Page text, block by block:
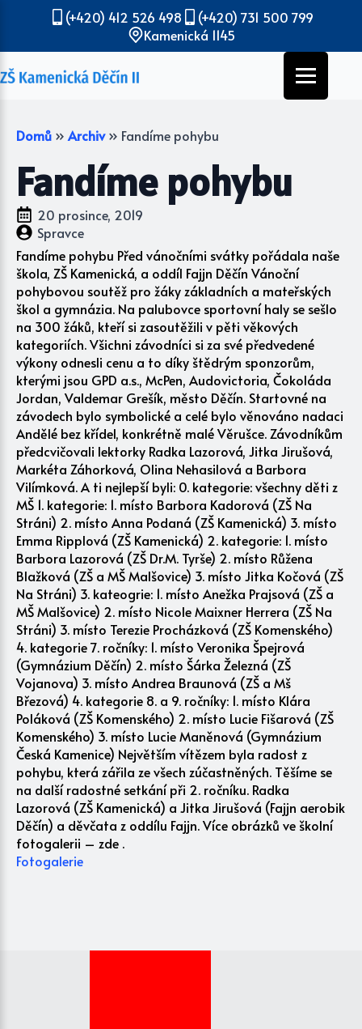
(+420) 412 526 498
(+420) 731 500 799
Kamenická 1145
Domů » Archiv » Fandíme pohybu
Fandíme pohybu
20 prosince, 2019
Spravce
Fandíme pohybu Před vánočními svátky pořádala naše
škola, ZŠ Kamenická, a oddíl Fajjn Děčín Vánoční
pohybovou soutěž pro žáky základních a mateřských
škol a gymnázia. Na palubovce sportovní haly se sešlo
na 300 žáků, kteří si zasoutěžili v pěti věkových
kategoriích. Všichni závodníci si za své předvedené
výkony odnesli cenu a to díky štědrým sponzorům,
kterými jsou GPD a.s., McPen, Audovictoria, Čokoláda
Jordan, Valdemar Grešík, město Děčín. Startovné na
závodech bylo symbolické a celé bylo věnováno nadaci
Andělé bez křídel, konkrétně malé Věrušce. Závodníkům
předcvičovali lektorky Radka Lazorová, Jitka Jirušová,
Markéta Záhorková, Olina Nehasilová a Barbora
Vilímková. A ti nejlepší byli: 0. kategorie: všechny děti z
MŠ 1. kategorie: 1. místo Barbora Kadorová (ZŠ Na
Stráni) 2. místo Anna Podaná (ZŠ Kamenická) 3. místo
Emma Ripplová (ZŠ Kamenická) 2. kategorie: 1. místo
Barbora Lazorová (ZŠ Dr.M. Tyrše) 2. místo Růžena
Blažková (ZŠ a MŠ Malšovice) 3. místo Jitka Kočová (ZŠ
Na Stráni) 3. kateogrie: 1. místo Anežka Prajsová (ZŠ a
MŠ Malšovice) 2. místo Nicole Maixner Herrera (ZŠ Na
Stráni) 3. místo Terezie Procházková (ZŠ Komenského)
4. kategorie 7. ročníky: 1. místo Veronika Špejrová
(Gymnázium Děčín) 2. místo Šárka Železná (ZŠ
Vojanova) 3. místo Andrea Braunová (ZŠ a Mš
Březová) 4. kategorie 8. a 9. ročníky: 1. místo Klára
Poláková (ZŠ Komenského) 2. místo Lucie Fišarová (ZŠ
Komenského) 3. místo Lucie Maněnová (Gymnázium
Česká Kamenice) Největším vítězem byla radost z
pohybu, která zářila ze všech zúčastněných. Těšíme se
na další radostné setkání při 2. ročníku. Radka
Lazorová (ZŠ Kamenická) a Jitka Jirušová (Fajjn aerobik
Děčín) a děvčata z oddílu Fajjn. Více obrázků ve školní
fotogalerii – zde .
Fotogalerie